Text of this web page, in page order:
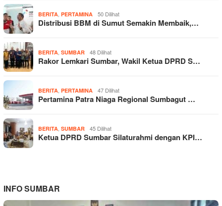
BERITA PERTAMINA 50 Dilihat
Distribusi BBM di Sumut Semakin Membaik,…
BERITA SUMBAR 48 Dilihat
Rakor Lemkari Sumbar, Wakil Ketua DPRD S…
BERITA PERTAMINA 47 Dilihat
Pertamina Patra Niaga Regional Sumbagut …
BERITA SUMBAR 45 Dilihat
Ketua DPRD Sumbar Silaturahmi dengan KPI…
INFO SUMBAR